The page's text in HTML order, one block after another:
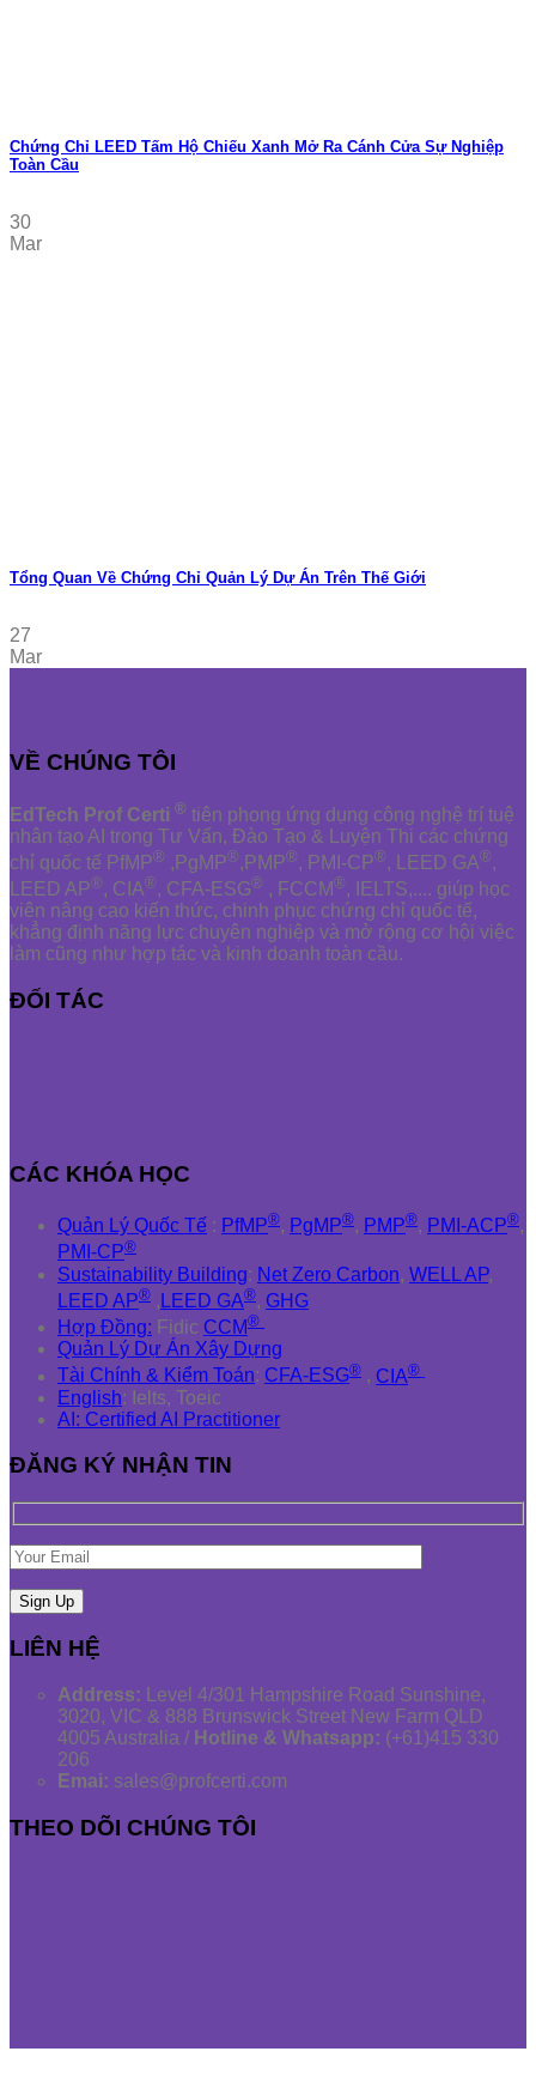
Chứng Chỉ LEED Tấm Hộ Chiếu Xanh Mở Ra Cánh Cửa Sự Nghiệp
Toàn Cầu
30
Mar
Tổng Quan Về Chứng Chỉ Quản Lý Dự Án Trên Thế Giới
27
Mar
VỀ CHÚNG TÔI
EdTech Prof Certi ® tiên phong ứng dụng công nghệ trí tuệ
nhân tạo AI trong Tư Vấn, Đào Tạo & Luyện Thi các chứng
chỉ quốc tế PfMP® ,PgMP®,PMP®, PMI-CP®, LEED GA®,
LEED AP®, CIA®, CFA-ESG® , FCCM®, IELTS,.... giúp học
viên nâng cao kiến thức, chinh phục chứng chỉ quốc tế,
khẳng định năng lực chuyên nghiệp và mở rộng cơ hội việc
làm cũng như hợp tác và kinh doanh toàn cầu.
ĐỐI TÁC
CÁC KHÓA HỌC
Quản Lý Quốc Tế : PfMP®, PgMP®, PMP®, PMI-ACP®,
PMI-CP®
Sustainability Building: Net Zero Carbon, WELL AP,
LEED AP® , LEED GA®, GHG
Hợp Đồng: Fidic CCM®
Quản Lý Dự Án Xây Dựng
Tài Chính & Kiểm Toán: CFA-ESG® , CIA®
English: Ielts, Toeic
AI: Certified AI Practitioner
ĐĂNG KÝ NHẬN TIN
LIÊN HỆ
Address: Level 4/301 Hampshire Road Sunshine,
3020, VIC & 888 Brunswick Street New Farm QLD
4005 Australia / Hotline & Whatsapp: (+61)415 330
206
Emai: sales@profcerti.com
THEO DÕI CHÚNG TÔI